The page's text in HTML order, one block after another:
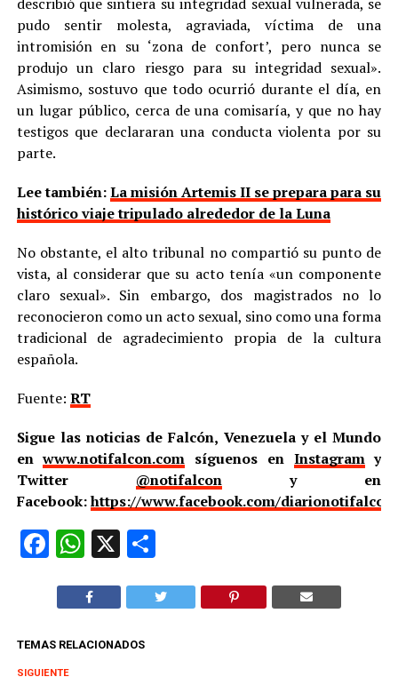
pudo sentir molesta, agraviada, víctima de una
intromisión en su ‘zona de confort’, pero nunca se
produjo un claro riesgo para su integridad sexual».
Asimismo, sostuvo que todo ocurrió durante el día, en
un lugar público, cerca de una comisaría, y que no hay
testigos que declararan una conducta violenta por su
parte.
Lee también:La misión Artemis II se prepara para su
histórico viaje tripulado alrededor de la Luna
No obstante, el alto tribunal no compartió su punto de
vista, al considerar que su acto tenía «un componente
claro sexual». Sin embargo, dos magistrados no lo
reconocieron como un acto sexual, sino como una forma
tradicional de agradecimiento propia de la cultura
española.
Fuente: RT
Sigue las noticias de Falcón, Venezuela y el Mundo
enwww.notifalcon.com síguenos en Instagramy
Twitter @notifalcony en
Facebook:https://www.facebook.com/
Facebook
WhatsApp
X Compartir
TEMAS RELACIONADOS
SIGUIENTE